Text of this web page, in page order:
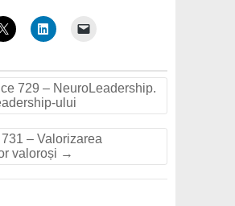
729 – NeuroLeadership.
ului
– Valorizarea
valoroși →